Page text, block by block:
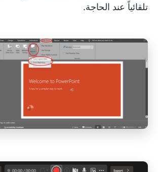
تلقائياً عند الحاجة.